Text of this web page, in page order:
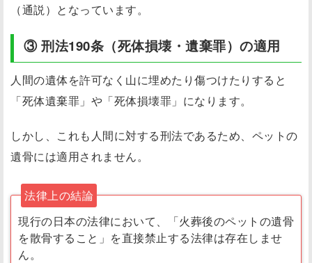
（通説）となっています。
③ 刑法190条（死体損壊・遺棄罪）の適用
人間の遺体を許可なく山に埋めたり傷つけたりすると
「死体遺棄罪」や「死体損壊罪」になります。
しかし、これも人間に対する刑法であるため、ペットの
遺骨には適用されません。
法律上の結論
現行の日本の法律において、「火葬後のペットの遺骨
を散骨すること」を直接禁止する法律は存在しませ
ん。